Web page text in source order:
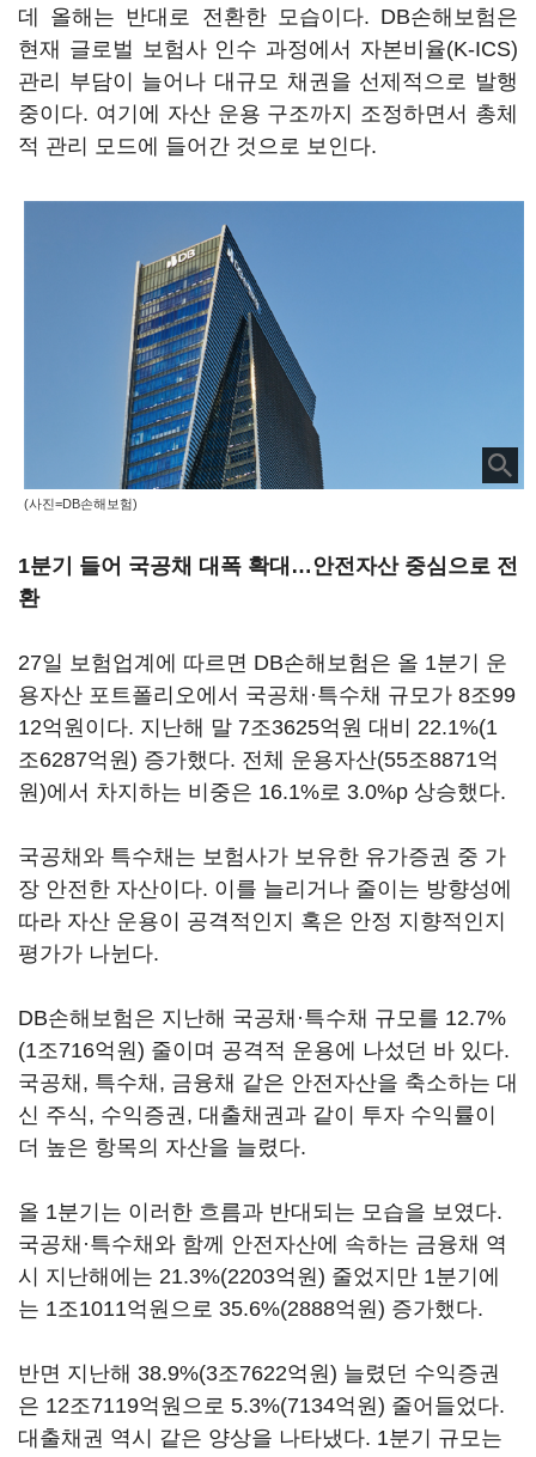
데 올해는 반대로 전환한 모습이다. DB손해보험은
현재 글로벌 보험사 인수 과정에서 자본비율(K-ICS)
관리 부담이 늘어나 대규모 채권을 선제적으로 발행
중이다. 여기에 자산 운용 구조까지 조정하면서 총체
적 관리 모드에 들어간 것으로 보인다.
(사진=DB손해보험)
1분기 들어 국공채 대폭 확대…안전자산 중심으로 전
환
27일 보험업계에 따르면 DB손해보험은 올 1분기 운
용자산 포트폴리오에서 국공채·특수채 규모가 8조99
12억원이다. 지난해 말 7조3625억원 대비 22.1%(1
조6287억원) 증가했다. 전체 운용자산(55조8871억
원)에서 차지하는 비중은 16.1%로 3.0%p 상승했다.
국공채와 특수채는 보험사가 보유한 유가증권 중 가
장 안전한 자산이다. 이를 늘리거나 줄이는 방향성에
따라 자산 운용이 공격적인지 혹은 안정 지향적인지
평가가 나뉜다.
DB손해보험은 지난해 국공채·특수채 규모를 12.7%
(1조716억원) 줄이며 공격적 운용에 나섰던 바 있다.
국공채, 특수채, 금융채 같은 안전자산을 축소하는 대
신 주식, 수익증권, 대출채권과 같이 투자 수익률이
더 높은 항목의 자산을 늘렸다.
올 1분기는 이러한 흐름과 반대되는 모습을 보였다.
국공채·특수채와 함께 안전자산에 속하는 금융채 역
시 지난해에는 21.3%(2203억원) 줄었지만 1분기에
는 1조1011억원으로 35.6%(2888억원) 증가했다.
반면 지난해 38.9%(3조7622억원) 늘렸던 수익증권
은 12조7119억원으로 5.3%(7134억원) 줄어들었다.
대출채권 역시 같은 양상을 나타냈다. 1분기 규모는